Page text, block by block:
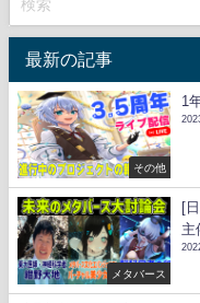
最新の記事
その他
1
メタバース
[
主